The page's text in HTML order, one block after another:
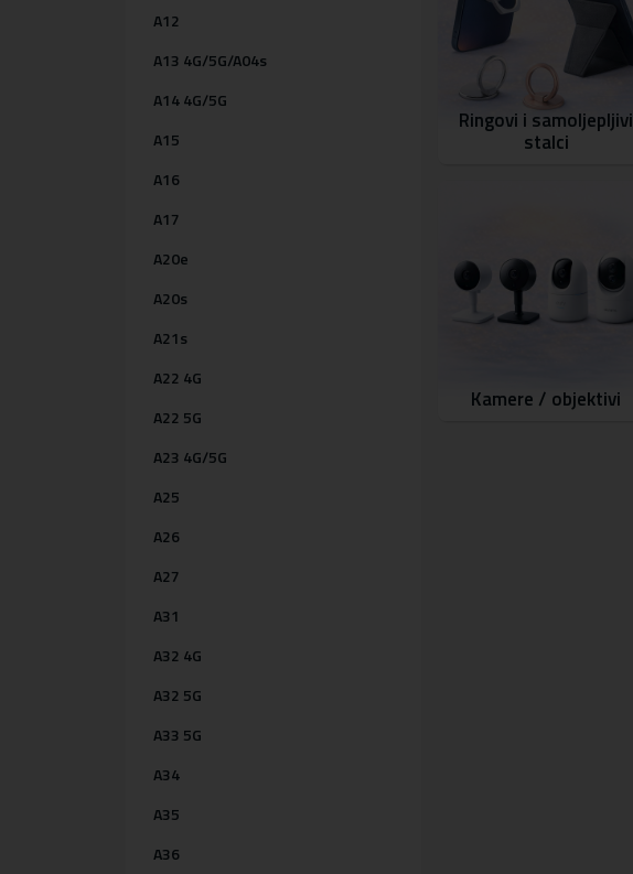
A12
A13 4G/5G/A04s
A14 4G/5G
A15
A16
A17
A20e
A20s
A21s
A22 4G
A22 5G
A23 4G/5G
A25
A26
A27
A31
A32 4G
A32 5G
A33 5G
A34
A35
A36
Ringovi i samoljepljivi
stalci
Kamere / objektivi